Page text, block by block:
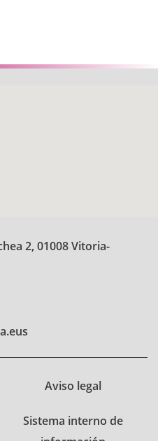
2, 01008 Vitoria-
Aviso legal
Sistema interno de